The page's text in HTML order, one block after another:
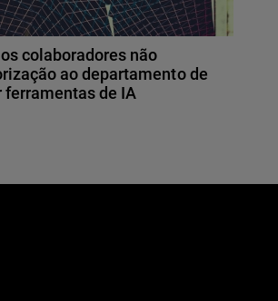
colaboradores não
ao departamento de
ferramentas de IA